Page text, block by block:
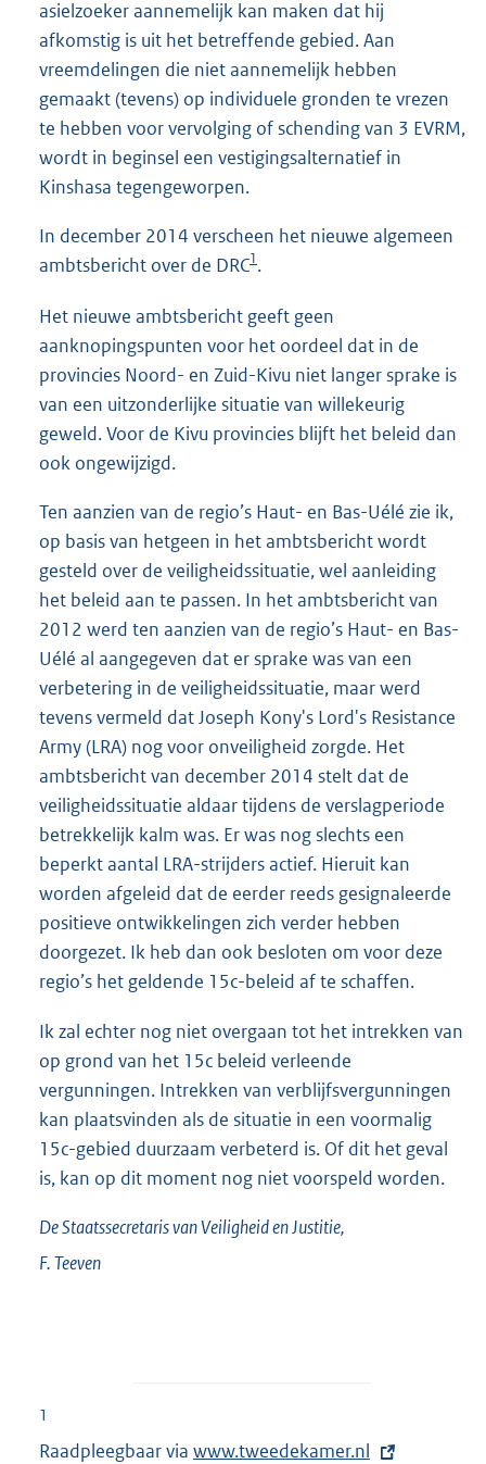
asielzoeker aannemelijk kan maken dat hij
afkomstig is uit het betreffende gebied. Aan
vreemdelingen die niet aannemelijk hebben
gemaakt (tevens) op individuele gronden te vrezen
te hebben voor vervolging of schending van 3 EVRM,
wordt in beginsel een vestigingsalternatief in
Kinshasa tegengeworpen.
In december 2014 verscheen het nieuwe algemeen
ambtsbericht over de DRC1.
Het nieuwe ambtsbericht geeft geen
aanknopingspunten voor het oordeel dat in de
provincies Noord- en Zuid-Kivu niet langer sprake is
van een uitzonderlijke situatie van willekeurig
geweld. Voor de Kivu provincies blijft het beleid dan
ook ongewijzigd.
Ten aanzien van de regio’s Haut- en Bas-Uélé zie ik,
op basis van hetgeen in het ambtsbericht wordt
gesteld over de veiligheidssituatie, wel aanleiding
het beleid aan te passen. In het ambtsbericht van
2012 werd ten aanzien van de regio’s Haut- en Bas-
Uélé al aangegeven dat er sprake was van een
verbetering in de veiligheidssituatie, maar werd
tevens vermeld dat Joseph Kony's Lord's Resistance
Army (LRA) nog voor onveiligheid zorgde. Het
ambtsbericht van december 2014 stelt dat de
veiligheidssituatie aldaar tijdens de verslagperiode
betrekkelijk kalm was. Er was nog slechts een
beperkt aantal LRA-strijders actief. Hieruit kan
worden afgeleid dat de eerder reeds gesignaleerde
positieve ontwikkelingen zich verder hebben
doorgezet. Ik heb dan ook besloten om voor deze
regio’s het geldende 15c-beleid af te schaffen.
Ik zal echter nog niet overgaan tot het intrekken van
op grond van het 15c beleid verleende
vergunningen. Intrekken van verblijfsvergunningen
kan plaatsvinden als de situatie in een voormalig
15c-gebied duurzaam verbeterd is. Of dit het geval
is, kan op dit moment nog niet voorspeld worden.
De Staatssecretaris van Veiligheid en Justitie,
F.Teeven
1
Raadpleegbaar via E
www.tweedekamer.nl